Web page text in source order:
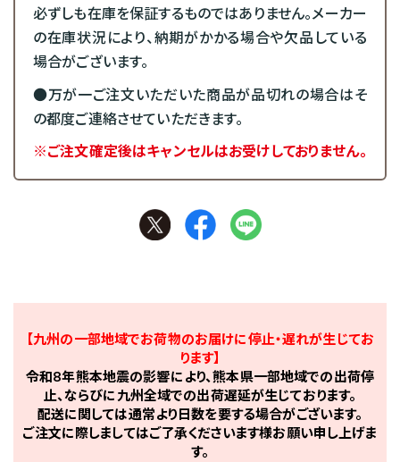
必ずしも在庫を保証するものではありません。メーカー
の在庫状況により、納期がかかる場合や欠品している
場合がございます。
●万が一ご注文いただいた商品が品切れの場合はそ
の都度ご連絡させていただきます。
※ご注文確定後はキャンセルはお受けしておりません。
【九州の一部地域でお荷物のお届けに停止・遅れが生じてお
ります】
令和8年熊本地震の影響により、熊本県一部地域での出荷停
止、ならびに九州全域での出荷遅延が生じております。
配送に関しては通常より日数を要する場合がございます。
ご注文に際しましてはご了承くださいます様お願い申し上げま
す。